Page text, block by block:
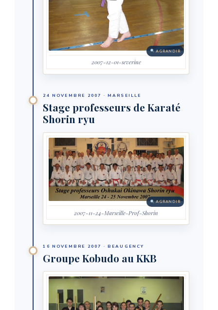
AGRANDIR
2007-12-01-severine
24 NOVEMBRE 2007 · MARSEILLE
Stage professeurs de Karaté
Shorin ryu
AGRANDIR
2007-11-24-Marseille-Prof-Shorin
16 NOVEMBRE 2007 · BEAUGENCY
Groupe Kobudo au KKB